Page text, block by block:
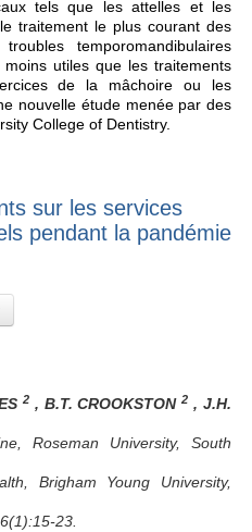
tels que les attelles et les
traitement le plus courant des
temporomandibulaires
utiles que les traitements
de la mâchoire ou les
nouvelle étude menée par des
College of Dentistry.
sur les services
pendant la pandémie
2, B.T. CROOKSTON2 , J.H.
Roseman University, South
Brigham Young University,
23.